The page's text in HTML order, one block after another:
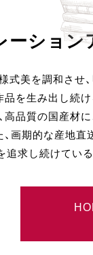
ーション
式美を調和させ
を生み出し続け
品質の国産材
画期的な産地
求し続けている